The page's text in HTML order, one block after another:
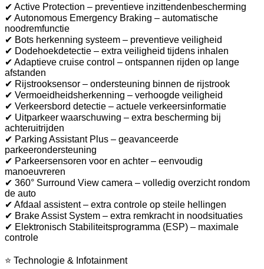
✔ Active Protection – preventieve inzittendenbescherming
✔ Autonomous Emergency Braking – automatische
noodremfunctie
✔ Bots herkenning systeem – preventieve veiligheid
✔ Dodehoekdetectie – extra veiligheid tijdens inhalen
✔ Adaptieve cruise control – ontspannen rijden op lange
afstanden
✔ Rijstrooksensor – ondersteuning binnen de rijstrook
✔ Vermoeidheidsherkenning – verhoogde veiligheid
✔ Verkeersbord detectie – actuele verkeersinformatie
✔ Uitparkeer waarschuwing – extra bescherming bij
achteruitrijden
✔ Parking Assistant Plus – geavanceerde
parkeerondersteuning
✔ Parkeersensoren voor en achter – eenvoudig
manoeuvreren
✔ 360° Surround View camera – volledig overzicht rondom
de auto
✔ Afdaal assistent – extra controle op steile hellingen
✔ Brake Assist System – extra remkracht in noodsituaties
✔ Elektronisch Stabiliteitsprogramma (ESP) – maximale
controle
⭐ Technologie & Infotainment